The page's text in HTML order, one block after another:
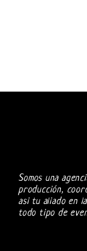
Somos una
producción,
asi tu aliado en
todo tipo de